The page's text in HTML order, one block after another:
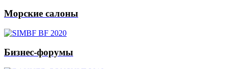
Морские салоны
Бизнес-форумы